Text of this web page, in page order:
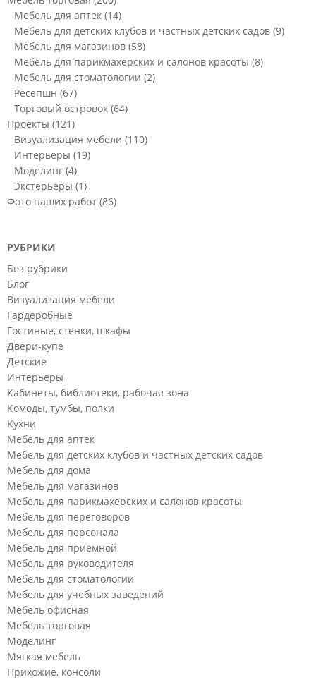
Мебель для аптек (14)
Мебель для детских клубов и частных детских садов (9)
Мебель для магазинов (58)
Мебель для парикмахерских и салонов красоты (8)
Мебель для стоматологии (2)
Ресепшн (67)
Торговый островок (64)
Проекты (121)
Визуализация мебели (110)
Интерьеры (19)
Моделинг (4)
Экстерьеры (1)
Фото наших работ (86)
РУБРИКИ
Без рубрики
Блог
Визуализация мебели
Гардеробные
Гостиные, стенки, шкафы
Двери-купе
Детские
Интерьеры
Кабинеты, библиотеки, рабочая зона
Комоды, тумбы, полки
Кухни
Мебель для аптек
Мебель для детских клубов и частных детских садов
Мебель для дома
Мебель для магазинов
Мебель для парикмахерских и салонов красоты
Мебель для переговоров
Мебель для персонала
Мебель для приемной
Мебель для руководителя
Мебель для стоматологии
Мебель для учебных заведений
Мебель офисная
Мебель торговая
Моделинг
Мягкая мебель
Прихожие, консоли